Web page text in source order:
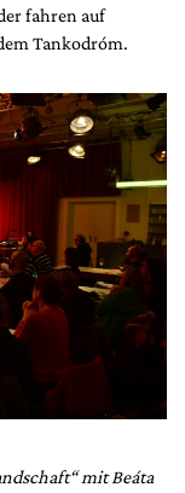
fahren auf
Tankodróm.
mit Beáta